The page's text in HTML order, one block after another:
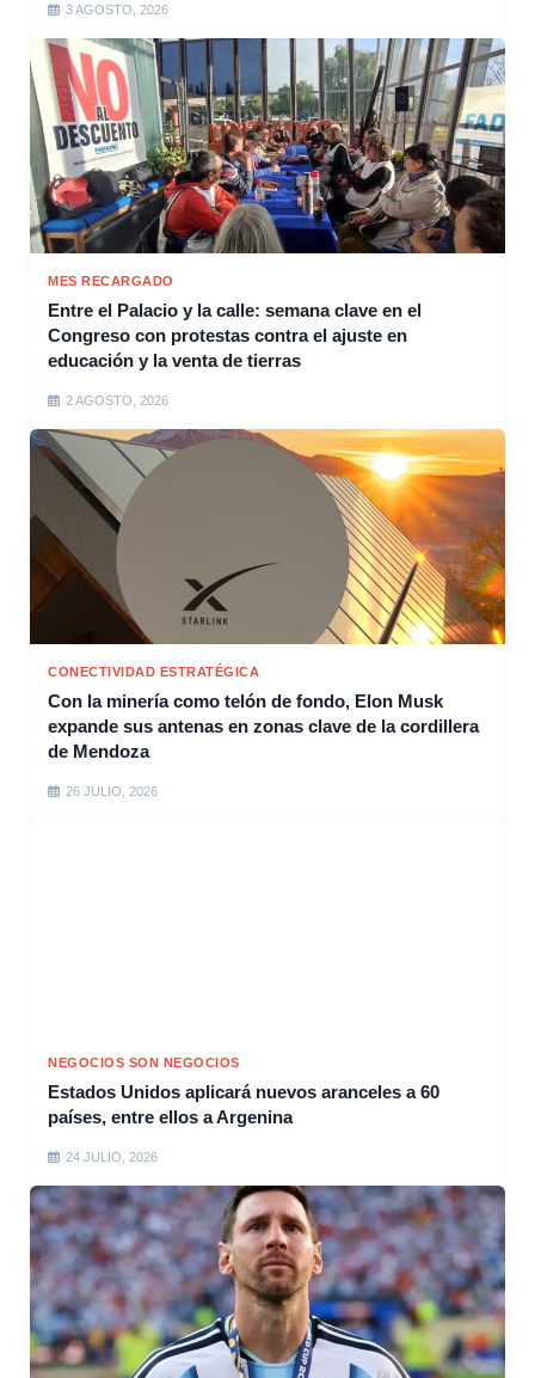
3 AGOSTO, 2026
MES RECARGADO
Entre el Palacio y la calle: semana clave en el
Congreso con protestas contra el ajuste en
educación y la venta de tierras
2 AGOSTO, 2026
CONECTIVIDAD ESTRATÉGICA
Con la minería como telón de fondo, Elon Musk
expande sus antenas en zonas clave de la cordillera
de Mendoza
26 JULIO, 2026
NEGOCIOS SON NEGOCIOS
Estados Unidos aplicará nuevos aranceles a 60
países, entre ellos a Argenina
24 JULIO, 2026